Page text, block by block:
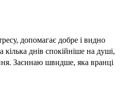
допомагає добре і видно
кілька днів спокійніше на душі,
Засинаю швидше, яка вранці